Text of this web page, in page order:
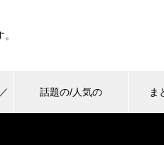
話題の/人気の ま